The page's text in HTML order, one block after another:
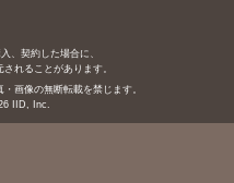
、契約した場合に、
れることがあります。
画像の無断転載を禁じます。
IID, Inc.